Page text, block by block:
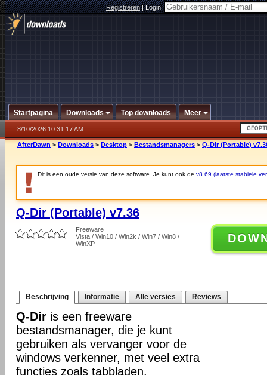
Registreren|Login:
Startpagina Downloads Top downloads Meer
8/10/2026 10:31:17 AM
AfterDawn > Downloads > Desktop > Bestandsmanagers > Q-Dir (Portable)
Dit is een oude versie van deze software. Je kunt ook de v8.69 (laatste stabiele
Q-Dir (Portable) v7.36
Freeware
Vista / Win10 / Win2k / Win7 / Win8 /
WinXP
Beschrijving Informatie Alle versies Reviews
Q-Dir is een freeware
bestandsmanager, die je kunt
gebruiken als vervanger voor de
windows verkenner, met veel extra
functies zoals tabbladen.